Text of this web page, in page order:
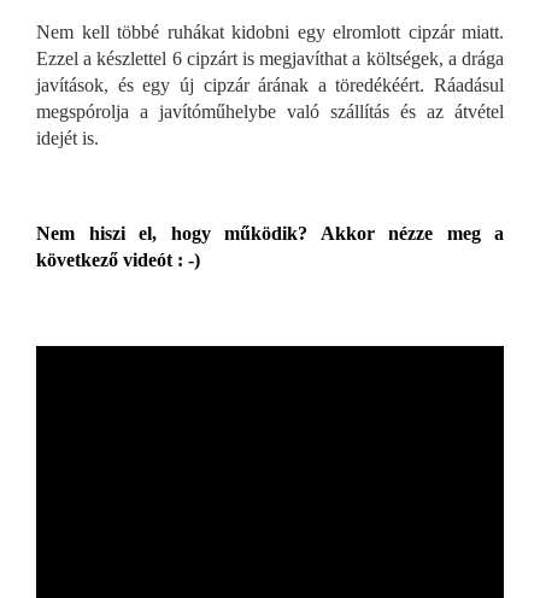
Nem kell többé ruhákat kidobni egy elromlott cipzár miatt.
Ezzel a készlettel 6 cipzárt is megjavíthat a költségek, a drága
javítások, és egy új cipzár árának a töredékéért. Ráadásul
megspórolja a javítóműhelybe való szállítás és az átvétel
idejét is.
Nem hiszi el, hogy működik? Akkor nézze meg a
következő videót : -)